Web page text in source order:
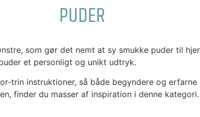
PUDER
som gør det nemt at sy smukke puder til
et personligt og unikt udtryk.
trin instruktioner, så både begyndere og
finder du masser af inspiration i denne kategori.